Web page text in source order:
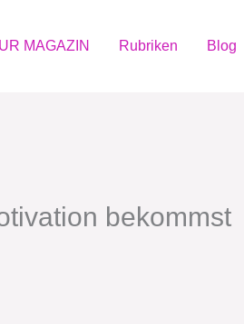
MAGAZIN Rubriken Blog
bekommst